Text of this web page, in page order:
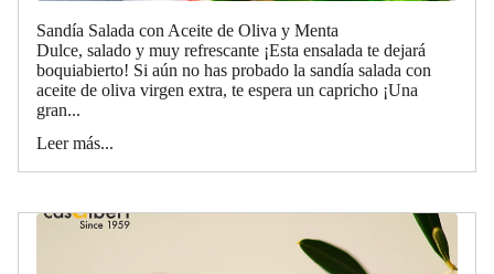
Sandía Salada con Aceite de Oliva y Menta
Dulce, salado y muy refrescante ¡Esta ensalada te dejará
boquiabierto! Si aún no has probado la sandía salada con
aceite de oliva virgen extra, te espera un capricho ¡Una
gran...
Leer más...